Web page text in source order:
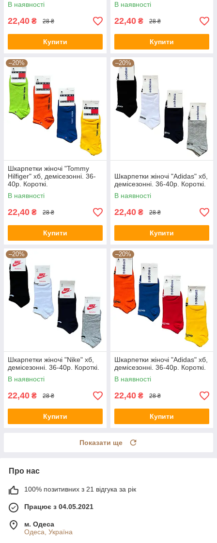
В наявності
22,40 ₴ 28 ₴
Купити
В наявності
22,40 ₴ 28 ₴
Купити
–20%
Шкарпетки жіночі "Tommy
Hilfiger" хб, демісезонні. 36-
40р. Короткі.
В наявності
22,40 ₴ 28 ₴
Купити
–20%
Шкарпетки жіночі "Adidas" хб,
демісезонні. 36-40р. Короткі.
В наявності
22,40 ₴ 28 ₴
Купити
–20%
Шкарпетки жіночі "Nike" хб,
демісезонні. 36-40р. Короткі.
В наявності
22,40 ₴ 28 ₴
Купити
–20%
Шкарпетки жіночі "Adidas" хб,
демісезонні. 36-40р. Короткі.
В наявності
22,40 ₴ 28 ₴
Купити
Показати ще
Про нас
100% позитивних з 21 відгука за рік
Працює з 04.05.2021
м. Одеса
Одеса, Україна